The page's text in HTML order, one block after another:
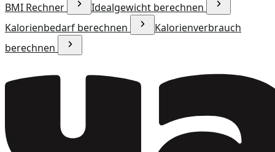
BMI Rechner
Idealgewicht berechnen
Kalorienbedarf berechnen
Kalorienverbrauch
berechnen